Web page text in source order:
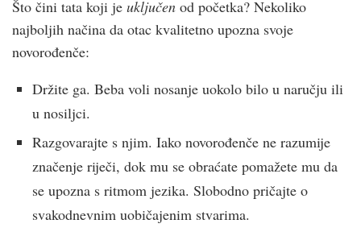
Što čini tata koji je uključen od početka? Nekoliko
najboljih načina da otac kvalitetno upozna svoje
novorođenče:
Držite ga. Beba voli nosanje uokolo bilo u naručju ili
u nosiljci.
Razgovarajte s njim. Iako novorođenče ne razumije
značenje riječi, dok mu se obraćate pomažete mu da
se upozna s ritmom jezika. Slobodno pričajte o
svakodnevnim uobičajenim stvarima.